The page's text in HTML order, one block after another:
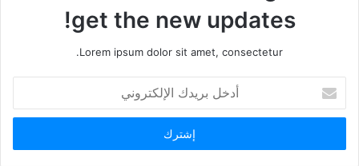
get the new updates!
Lorem ipsum dolor sit amet, consectetur.
بريدك
الإلكتروني